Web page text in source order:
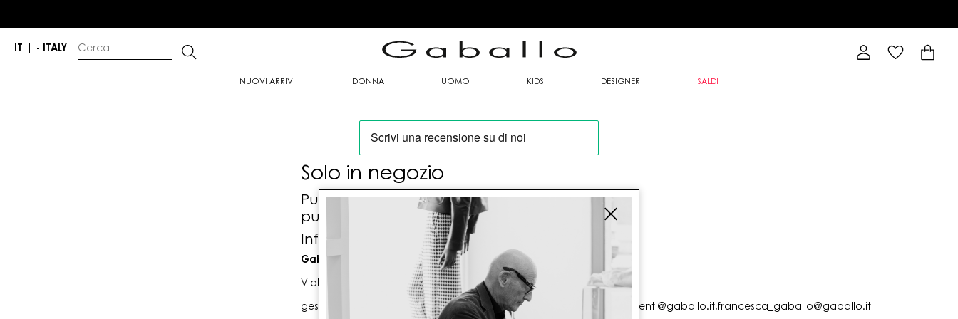
IT - ITALY
NUOVI ARRIVI DONNA UOMO KIDS DESIGNER SALDI
Solo in negozio
Puoi trovare questo articolo solo presso i nostri
punti vendita:
Info contatti
Gaballo Mario srl
Viale G. Matteotti n. 23 00053 Civitavecchia (RM)
gestioneordini@gaballo.it,customercare@sellmasters.it,assistenzaclienti@gaballo.it,francesca_gaballo@gaballo.it